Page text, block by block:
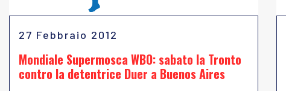
27 Febbraio 2012
Mondiale Supermosca WBO: sabato la Tronto
contro la detentrice Duer a Buenos Aires